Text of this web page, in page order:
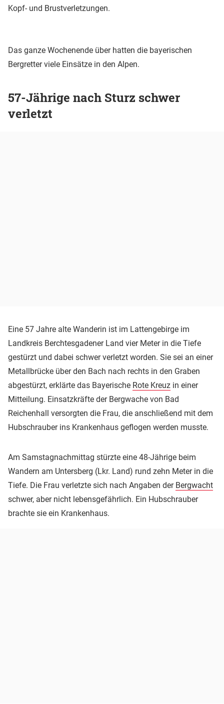
Kopf- und Brustverletzungen.
Das ganze Wochenende über hatten die bayerischen
Bergretter viele Einsätze in den Alpen.
57-Jährige nach Sturz schwer
verletzt
Eine 57 Jahre alte Wanderin ist im Lattengebirge im
Landkreis Berchtesgadener Land vier Meter in die Tiefe
gestürzt und dabei schwer verletzt worden. Sie sei an einer
Metallbrücke über den Bach nach rechts in den Graben
abgestürzt, erklärte das Bayerische Rote Kreuz in einer
Mitteilung. Einsatzkräfte der Bergwache von Bad
Reichenhall versorgten die Frau, die anschließend mit dem
Hubschrauber ins Krankenhaus geflogen werden musste.
Am Samstagnachmittag stürzte eine 48-Jährige beim
Wandern am Untersberg (Lkr. Land) rund zehn Meter in die
Tiefe. Die Frau verletzte sich nach Angaben der Bergwacht
schwer, aber nicht lebensgefährlich. Ein Hubschrauber
brachte sie ein Krankenhaus.